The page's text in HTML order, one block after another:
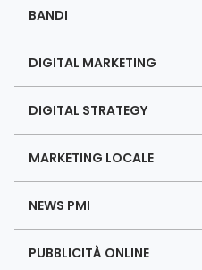
BANDI
DIGITAL MARKETING
DIGITAL STRATEGY
MARKETING LOCALE
NEWS PMI
PUBBLICITÀ ONLINE